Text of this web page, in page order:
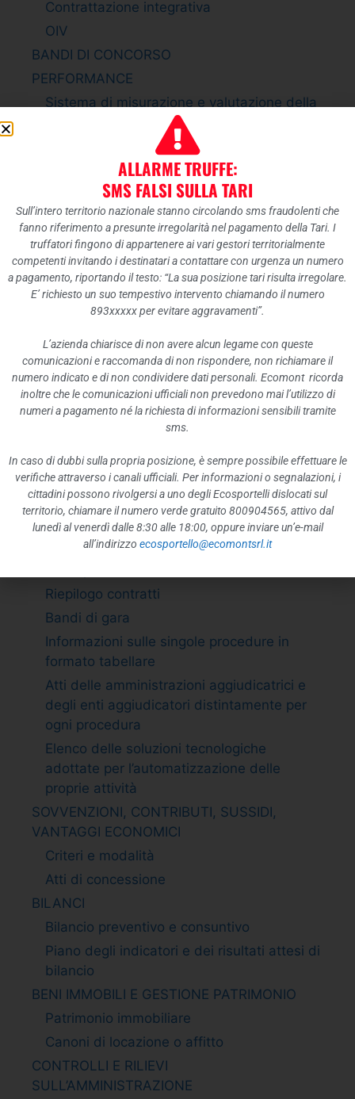
Contrattazione integrativa
OIV
BANDI DI CONCORSO
PERFORMANCE
Sistema di misurazione e valutazione della
Piano della Performance
Relazione sulla Performance
Ammontare complessivo dei premi
Dati relativi ai premi
ENTI CONTROLLATI
Enti pubblici vigilati
Società partecipate
Enti di diritto privato controllati
Rappresentazione grafica
ATTIVITÀ E PROCEDIMENTI
Tipologie di procedimento
Dichiarazioni sostitutive e acquisizione
Provvedimenti organi indirizzo politico
Provvedimenti dirigenti amministrativi
CONTROLLI SULLE IMPRESE
BANDI DI GARA E CONTRATTI
Riepilogo contratti
Bandi di gara
Informazioni sulle singole procedure in
formato tabellare
Atti delle amministrazioni aggiudicatrici e
degli enti aggiudicatori distintamente per
ogni procedura
Elenco delle soluzioni tecnologiche
adottate per l’automatizzazione delle
proprie attività
SOVVENZIONI, CONTRIBUTI, SUSSIDI,
VANTAGGI ECONOMICI
Criteri e modalità
Atti di concessione
BILANCI
Bilancio preventivo e consuntivo
Piano degli indicatori e dei risultati attesi di
bilancio
BENI IMMOBILI E GESTIONE PATRIMONIO
Patrimonio immobiliare
Canoni di locazione o affitto
CONTROLLI E RILIEVI
SULL’AMMINISTRAZIONE
ALLARME TRUFFE:
SMS FALSI SULLA TARI
Sull’intero territorio nazionale stanno circolando sms fraudolenti che
fanno riferimento a presunte irregolarità nel pagamento della Tari. I
truffatori fingono di appartenere ai vari gestori territorialmente
competenti invitando i destinatari a contattare con urgenza un numero
a pagamento, riportando il testo: “La sua posizione tari risulta irregolare.
E’ richiesto un suo tempestivo intervento chiamando il numero
893xxxxx per evitare aggravamenti”.
L’azienda chiarisce di non avere alcun legame con queste
comunicazioni e raccomanda di non rispondere, non richiamare il
numero indicato e di non condividere dati personali. Ecomont ricorda
inoltre che le comunicazioni ufficiali non prevedono mai l’utilizzo di
numeri a pagamento né la richiesta di informazioni sensibili tramite
sms.
In caso di dubbi sulla propria posizione, è sempre possibile effettuare le
verifiche attraverso i canali ufficiali. Per informazioni o segnalazioni, i
cittadini possono rivolgersi a uno degli Ecosportelli dislocati sul
territorio, chiamare il numero verde gratuito 800904565, attivo dal
lunedì al venerdì dalle 8:30 alle 18:00, oppure inviare un’e-mail
all’indirizzo ecosportello@ecomontsrl.it